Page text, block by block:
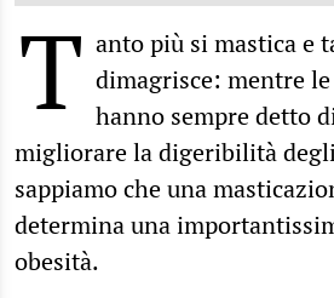
T anto più si mastica e
dimagrisce: mentre
hanno sempre detto
migliorare la digeribilità
sappiamo che una
determina una
obesità.